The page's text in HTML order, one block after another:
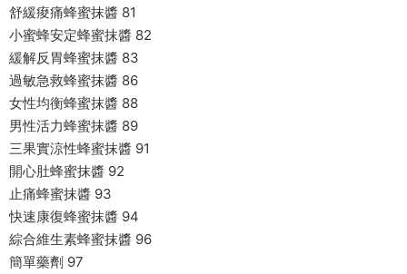
舒緩痠痛蜂蜜抹醬 81
小蜜蜂安定蜂蜜抹醬 82
緩解反胃蜂蜜抹醬 83
過敏急救蜂蜜抹醬 86
女性均衡蜂蜜抹醬 88
男性活力蜂蜜抹醬 89
三果實涼性蜂蜜抹醬 91
開心肚蜂蜜抹醬 92
止痛蜂蜜抹醬 93
快速康復蜂蜜抹醬 94
綜合維生素蜂蜜抹醬 96
簡單藥劑 97